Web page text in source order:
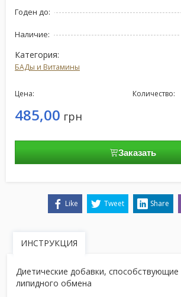
Годен до:
Наличие:
Категория:
БАДы и Витамины
Цена:
485,00 грн
Количество:
Заказать
Like Tweet Share
ИНСТРУКЦИЯ
Диетические добавки,
липидного обмена